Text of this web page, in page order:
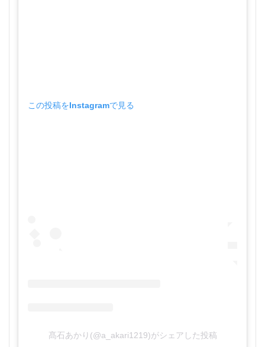
この投稿をInstagramで見る
髙石あかり(@a_akari1219)がシェアした投稿